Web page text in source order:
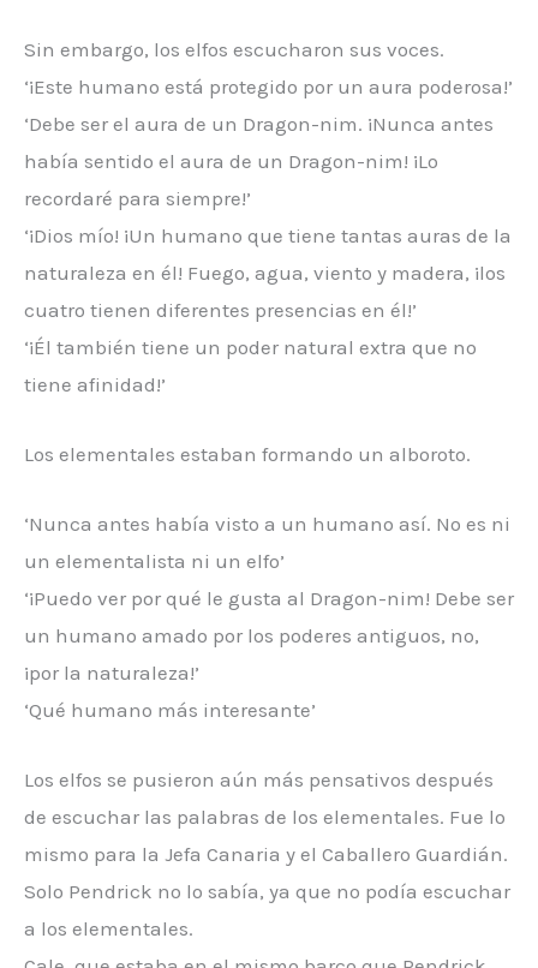
Sin embargo, los elfos escucharon sus voces.
‘¡Este humano está protegido por un aura poderosa!’
‘Debe ser el aura de un Dragon-nim. ¡Nunca antes
había sentido el aura de un Dragon-nim! ¡Lo
recordaré para siempre!’
‘¡Dios mío! ¡Un humano que tiene tantas auras de la
naturaleza en él! Fuego, agua, viento y madera, ¡los
cuatro tienen diferentes presencias en él!’
‘¡Él también tiene un poder natural extra que no
tiene afinidad!’
Los elementales estaban formando un alboroto.
‘Nunca antes había visto a un humano así. No es ni
un elementalista ni un elfo’
‘¡Puedo ver por qué le gusta al Dragon-nim! Debe ser
un humano amado por los poderes antiguos, no,
¡por la naturaleza!’
‘Qué humano más interesante’
Los elfos se pusieron aún más pensativos después
de escuchar las palabras de los elementales. Fue lo
mismo para la Jefa Canaria y el Caballero Guardián.
Solo Pendrick no lo sabía, ya que no podía escuchar
a los elementales.